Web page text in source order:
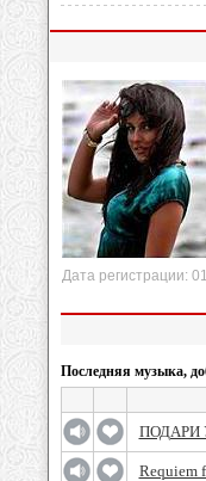
Дата
Последняя музыка,
ПОДАРИ
Requiem